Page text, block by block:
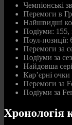
Чемпіонські
Перемоги в
Найшвидші
Подіуми: 155,
Поул-позиції:
Перемоги за
Подіуми за
Найдовша
Кар’єрні
Перемоги за
Подіуми за
Хронологія